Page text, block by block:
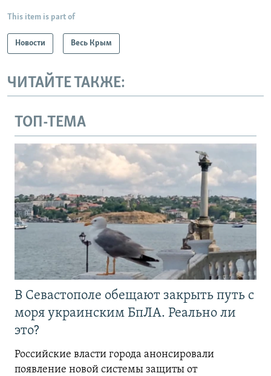
This item is part of
Новости Весь Крым
ЧИТАЙТЕ ТАКЖЕ:
ТОП-ТЕМА
В Севастополе обещают закрыть путь с
моря украинским БпЛА. Реально ли
это?
Российские власти города анонсировали
появление новой системы защиты от